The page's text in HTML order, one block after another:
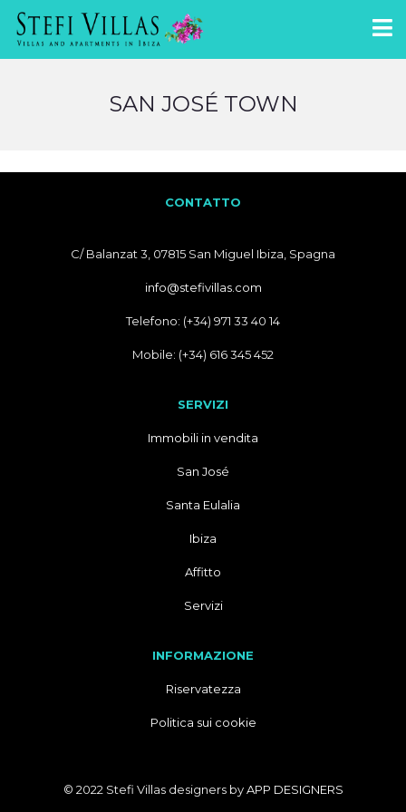
SAN JOSÉ TOWN
CONTATTO
C/ Balanzat 3, 07815 San Miguel Ibiza, Spagna
info@stefivillas.com
Telefono: (+34) 971 33 40 14
Mobile: (+34) 616 345 452
SERVIZI
Immobili in vendita
San José
Santa Eulalia
Ibiza
Affitto
Servizi
INFORMAZIONE
Riservatezza
Politica sui cookie
© 2022 Stefi Villas designers byAPP DESIGNERS